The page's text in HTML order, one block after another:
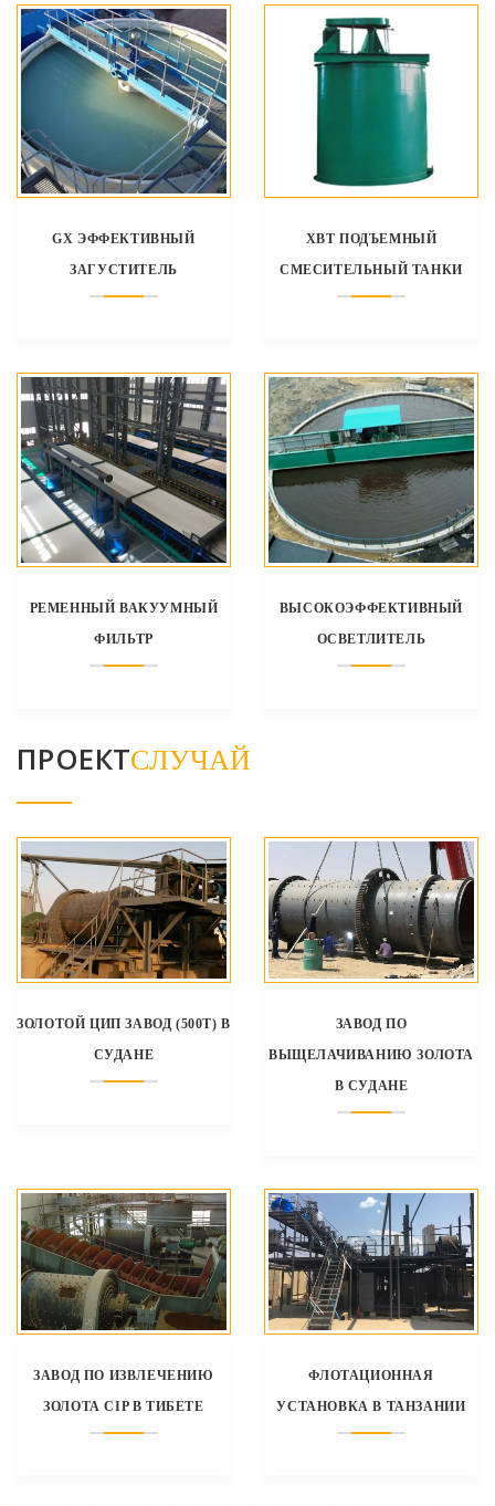
GX ЭФФЕКТИВНЫЙ
ЗАГУСТИТЕЛЬ
XBT ПОДЪЕМНЫЙ
СМЕСИТЕЛЬНЫЙ ТАНКИ
РЕМЕННЫЙ ВАКУУМНЫЙ
ФИЛЬТР
ВЫСОКОЭФФЕКТИВНЫЙ
ОСВЕТЛИТЕЛЬ
ПРОЕКТСЛУЧАЙ
ЗОЛОТОЙ ЦИП ЗАВОД (500T) В
СУДАНЕ
ЗАВОД ПО
ВЫЩЕЛАЧИВАНИЮ ЗОЛОТА
В СУДАНЕ
ЗАВОД ПО ИЗВЛЕЧЕНИЮ
ЗОЛОТА CIP В ТИБЕТЕ
ФЛОТАЦИОННАЯ
УСТАНОВКА В ТАНЗАНИИ